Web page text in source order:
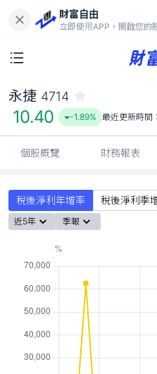
財富自由
立即使用APP，開啟您的
10.40
-
永捷 4714
10.40 -1.89% 最近更新時間：
個股概覽 財務報表
稅後淨利年增率 稅後淨利季
近5年 季報